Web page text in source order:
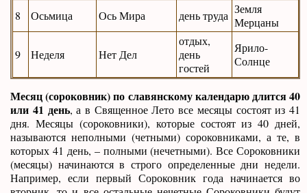
8 Осьмица Ось Мира день труда Земля
Мерцаны
9 Неделя Нет Дел
отдых,
день
гостей
Ярило-
Солнце
Месяц (сороковник) по славянскому календарю длится 40
или 41 день, а в Священное Лето все месяцы состоят из 41
дня. Месяцы (сороковники), которые состоят из 40 дней,
называются неполными (четными) сороковниками, а те, в
которых 41 день, – полными (нечетными). Все Сороковники
(месяцы) начинаются в строго определенные дни недели.
Например, если первый Сороковник года начинается во